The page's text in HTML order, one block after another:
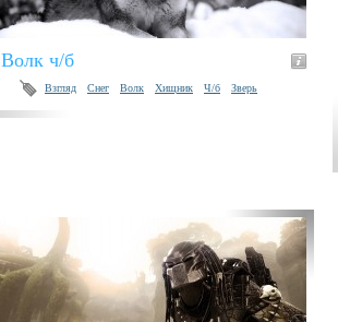
Волк ч/б
Взгляд Снег Волк Хищник Ч/б Зверь